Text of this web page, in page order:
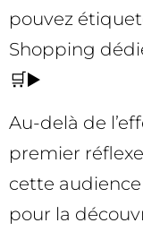
pouvez
Shopping
🛒▶️
Au-delà de
premier
cette
pour la